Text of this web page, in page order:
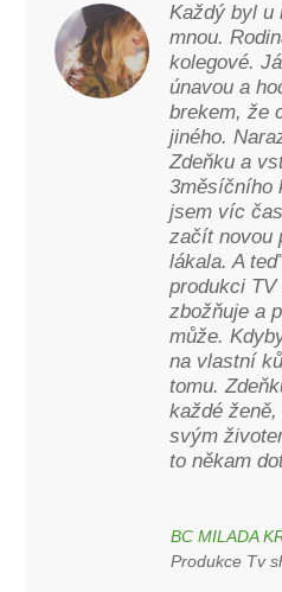
Každý byl u
mnou.
kolegové.
únavou a
brekem, že
jiného.
Zdeňku a
3měsíčního
jsem víc
začít novou
lákala. A
produkci TV
zbožňuje a
může.
na vlastní
tomu.
každé
svým
to někam
BC MILADA
Produkce Tv